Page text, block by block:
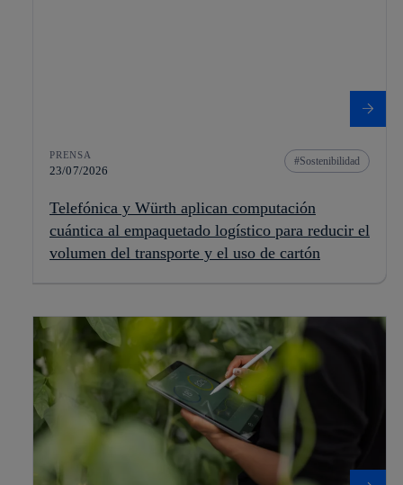
PRENSA
23/07/2026
Sostenibilidad
Telefónica y Würth aplican computación
cuántica al empaquetado logístico para reducir el
volumen del transporte y el uso de cartón